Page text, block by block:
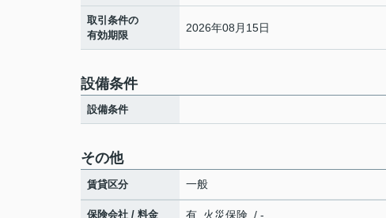
取引条件の
有効期限
2026年08月15日
設備条件
設備条件
その他
賃貸区分 一般
保険会社 / 料金 有 火災保険 / -